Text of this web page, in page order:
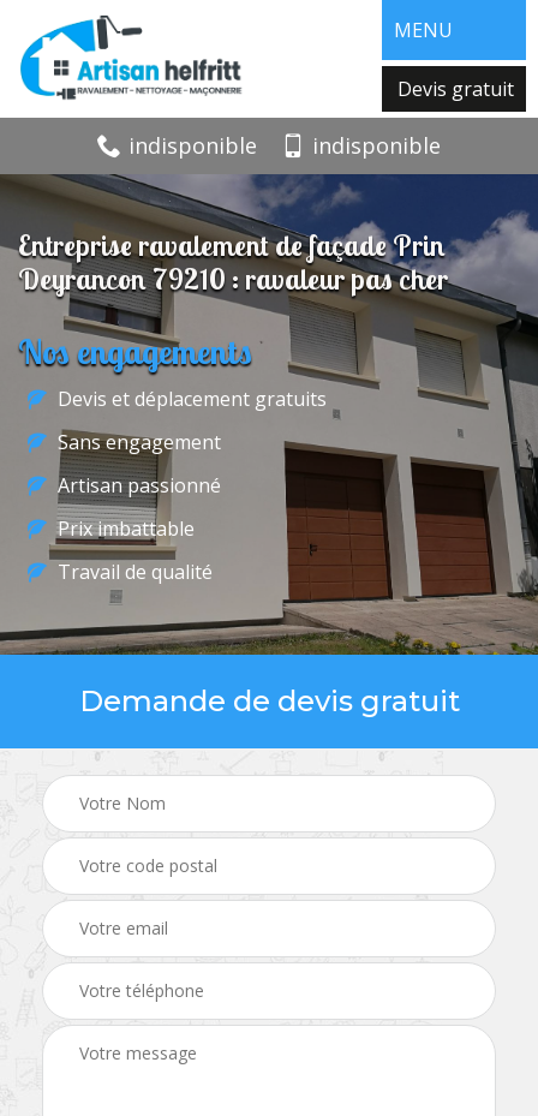
MENU
Devis gratuit
indisponible indisponible
Entreprise ravalement de façade Prin
Deyrancon 79210 : ravaleur pas cher
Nos engagements
Devis et déplacement gratuits
Sans engagement
Artisan passionné
Prix imbattable
Travail de qualité
Demande de devis gratuit